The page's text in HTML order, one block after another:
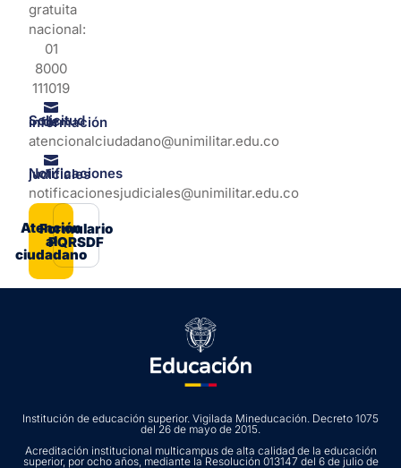
gratuita
nacional:
01
8000
111019
Solicitud de información
atencionalciudadano@unimilitar.edu.co
Notificaciones judiciales
notificacionesjudiciales@unimilitar.edu.co
Atención
al
ciudadano
Formulario
PQRSDF
Institución de educación superior. Vigilada Mineducación. Decreto 1075
del 26 de mayo de 2015.
Acreditación institucional multicampus de alta calidad de la educación
superior, por ocho años, mediante la Resolución 013147 del 6 de julio de